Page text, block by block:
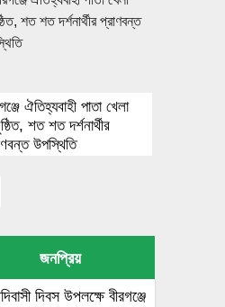
ঐতিহ্যবাহী পাতা খেলা
শত শত দর্শনার্থীর
উপস্থিতি
জনপ্রিয়
দিবস উপলক্ষে বীরগঞ্জে